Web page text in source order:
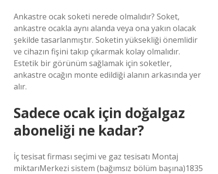
Ankastre ocak soketi nerede olmalıdır? Soket,
ankastre ocakla aynı alanda veya ona yakın olacak
şekilde tasarlanmıştır. Soketin yüksekliği önemlidir
ve cihazın fişini takıp çıkarmak kolay olmalıdır.
Estetik bir görünüm sağlamak için soketler,
ankastre ocağın monte edildiği alanın arkasında yer
alır.
Sadece ocak için doğalgaz
aboneliği ne kadar?
İç tesisat firması seçimi ve gaz tesisatı Montaj
miktarıMerkezi sistem (bağımsız bölüm başına)1835